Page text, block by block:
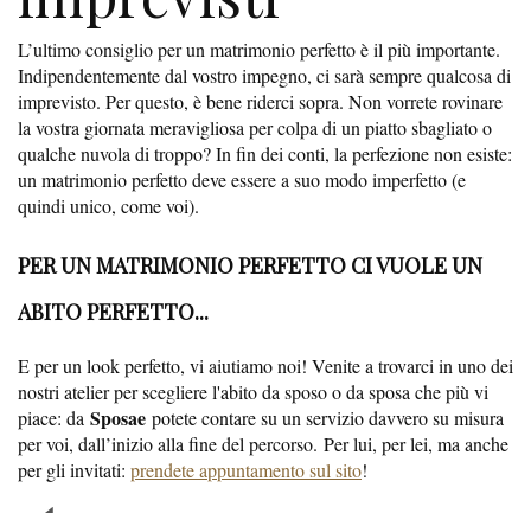
L’ultimo consiglio per un matrimonio perfetto è il più importante.
Indipendentemente dal vostro impegno, ci sarà sempre qualcosa di
imprevisto. Per questo, è bene riderci sopra. Non vorrete rovinare
la vostra giornata meravigliosa per colpa di un piatto sbagliato o
qualche nuvola di troppo? In fin dei conti, la perfezione non esiste:
un matrimonio perfetto deve essere a suo modo imperfetto (e
quindi unico, come voi).
PER UN MATRIMONIO PERFETTO CI VUOLE UN
ABITO PERFETTO...
E per un look perfetto, vi aiutiamo noi! Venite a trovarci in uno dei
nostri atelier per scegliere l'abito da sposo o da sposa che più vi
piace: da Sposae potete contare su un servizio davvero su misura
per voi, dall’inizio alla fine del percorso. Per lui, per lei, ma anche
per gli invitati: prendete appuntamento sul sito!